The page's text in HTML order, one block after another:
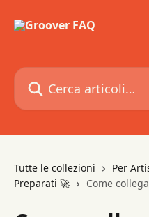
Cerca articoli…
Tutte le collezioni
Per
Preparati 🚀
Come